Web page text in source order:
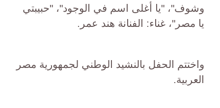
وشوف"، "يا أغلى اسم في الوجود"، "حبيبتي
يا مصر"، غناء: الفنانة هند عمر.
واختتم الحفل بالنشيد الوطني لجمهورية مصر
العربية.